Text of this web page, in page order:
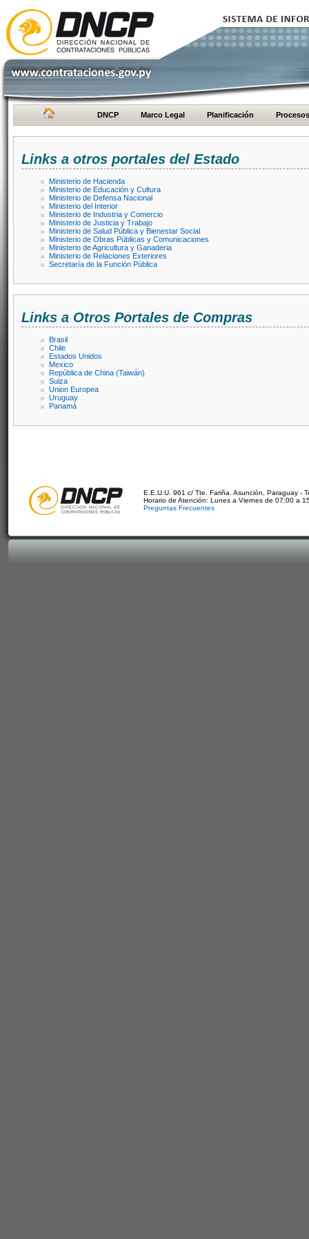
DNCP Marco Legal Planificación Procesos
Links a otros portales del Estado
Ministerio de Hacienda
Ministerio de Educación y Cultura
Ministerio de Defensa Nacional
Ministerio del Interior
Ministerio de Industria y Comercio
Ministerio de Justicia y Trabajo
Ministerio de Salud Pública y Bienestar Social
Ministerio de Obras Públicas y Comunicaciones
Ministerio de Agricultura y Ganaderia
Ministerio de Relaciones Exteriores
Secretaría de la Función Pública
Links a Otros Portales de Compras
Brasil
Chile
Estados Unidos
Mexico
República de China (Taiwán)
Suiza
Union Europea
Uruguay
Panamá
E.E.U.U. 961 c/ Tte. Fariña. Asunción, Paraguay -
Horario de Atención: Lunes a Viernes de 07:00 a
Preguntas Frecuentes